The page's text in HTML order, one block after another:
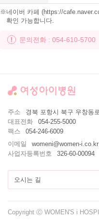
네이버 카페 (https://
확인 가능합니다.
문의전화 : 054-610-5700
오시는 길
주소
경북 포항시 북구 우창동
대표전화
054-255-5000
팩스
054-246-6009
이메일
womeni@women-i.co.kr
사업자등록번호
326-60-00094
Copyright Ⓒ WOMEN'S i